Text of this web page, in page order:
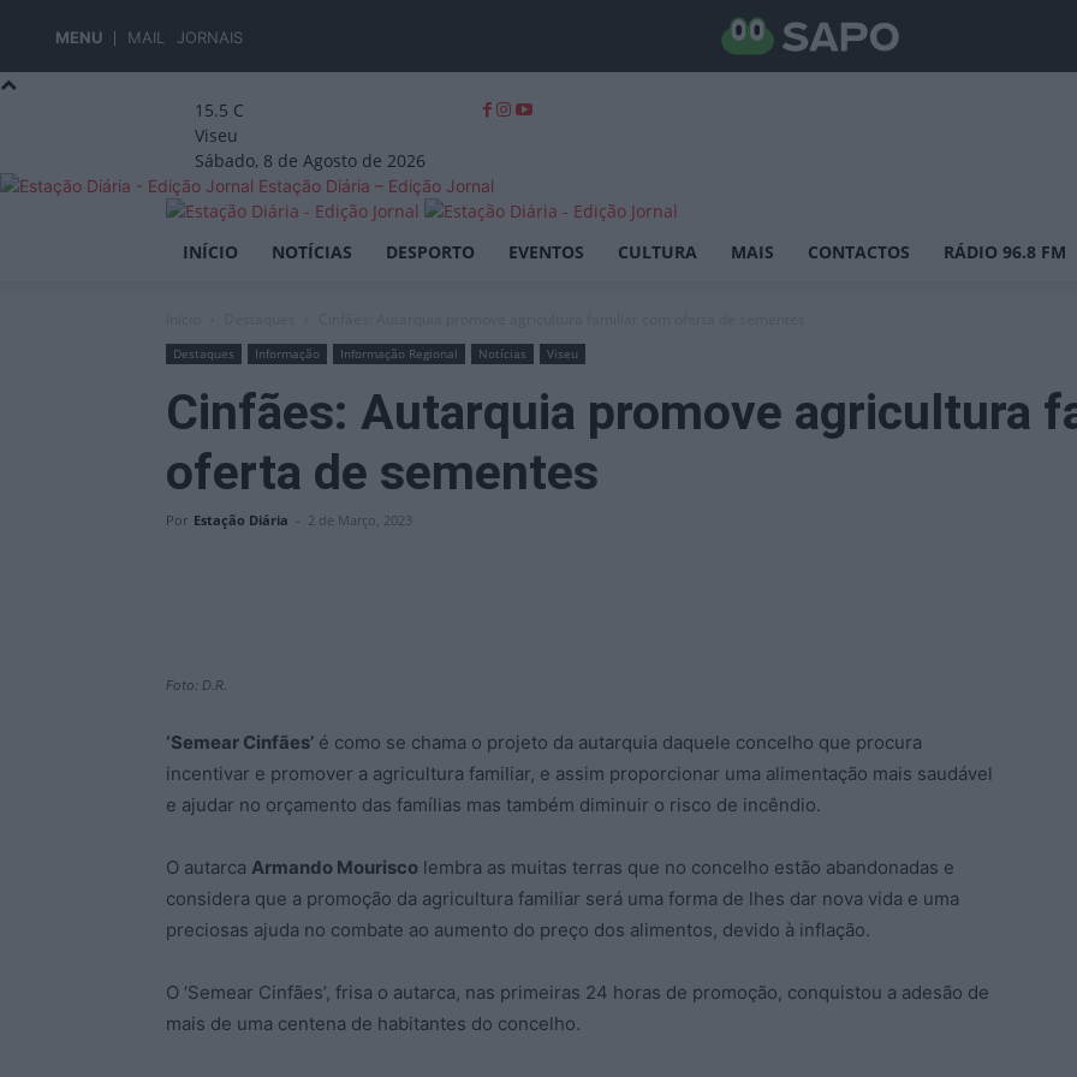
MENU MAIL JORNAIS
15.5 C
Viseu
Sábado, 8 de Agosto de 2026
Estação Diária – Edição Jornal
INÍCIO NOTÍCIAS DESPORTO EVENTOS CULTURA MAIS CONTACTOS RÁDIO 96.8 FM
Destaques Informação Informação Regional Notícias Viseu
Cinfães: Autarquia promove agricultura
oferta de sementes
Por Estação Diária - 2 de Março, 2023
Foto: D.R.
‘Semear Cinfães’ é como se chama o projeto da autarquia daquele concelho que procura
incentivar e promover a agricultura familiar, e assim proporcionar uma alimentação mais saudável
e ajudar no orçamento das famílias mas também diminuir o risco de incêndio.
O autarca Armando Mourisco lembra as muitas terras que no concelho estão abandonadas e
considera que a promoção da agricultura familiar será uma forma de lhes dar nova vida e uma
preciosas ajuda no combate ao aumento do preço dos alimentos, devido à inflação.
O ‘Semear Cinfães’, frisa o autarca, nas primeiras 24 horas de promoção, conquistou a adesão de
mais de uma centena de habitantes do concelho.